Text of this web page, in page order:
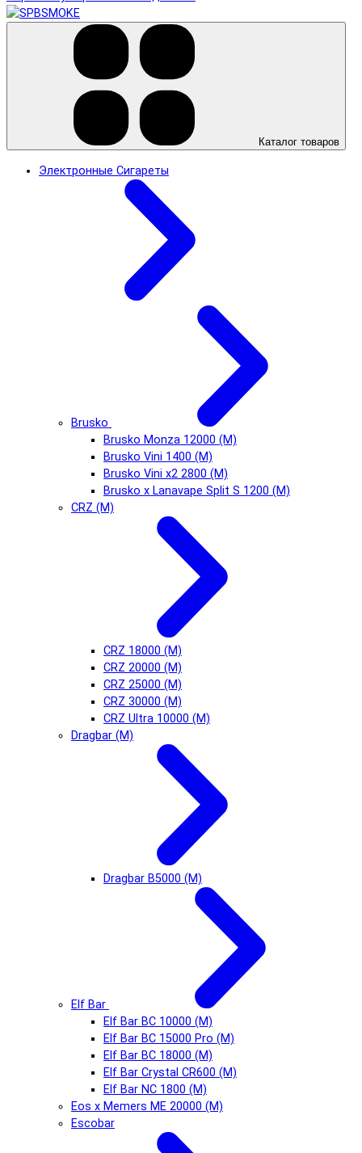
Каталог товаров
Электронные Сигареты
Brusko
Brusko Monza 12000 (М)
Brusko Vini 1400 (М)
Brusko Vini x2 2800 (М)
Brusko x Lanavape Split S 1200 (М)
CRZ (М)
CRZ 18000 (М)
CRZ 20000 (М)
CRZ 25000 (М)
CRZ 30000 (М)
CRZ Ultra 10000 (М)
Dragbar (М)
Dragbar B5000 (М)
Elf Bar
Elf Bar BC 10000 (М)
Elf Bar BC 15000 Pro (М)
Elf Bar BC 18000 (М)
Elf Bar Crystal CR600 (М)
Elf Bar NC 1800 (М)
Eos x Memers ME 20000 (М)
Escobar